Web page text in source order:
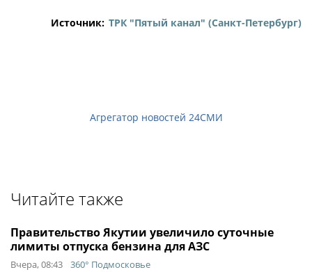
Источник: ТРК "Пятый канал" (Санкт-Петербург)
Агрегатор новостей 24СМИ
Читайте также
Правительство Якутии увеличило суточные
лимиты отпуска бензина для АЗС
Вчера, 08:43 360° Подмосковье